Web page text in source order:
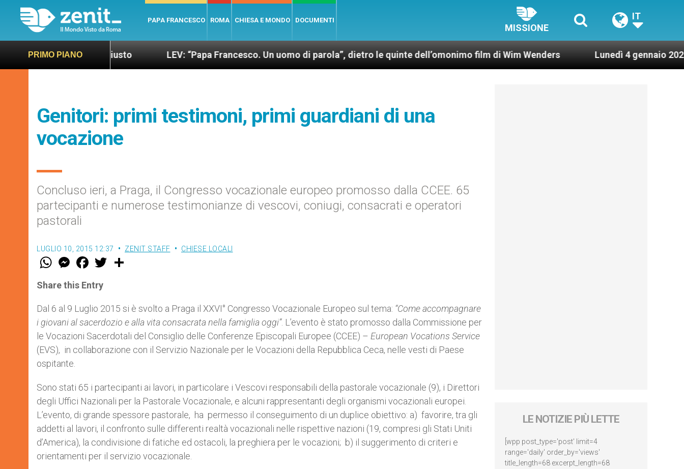
PAPA FRANCESCO ROMA CHIESA E MONDO DOCUMENTI
MISSIONE
IT
PRIMO PIANO
più sano e giusto LEV: “Papa Francesco. Un uomo di parola”, dietro le quinte dell’omonimo film di Wim Wenders Lunedì 4 gennaio 2021:
Genitori: primi testimoni, primi guardiani di una
vocazione
Concluso ieri, a Praga, il Congresso vocazionale europeo promosso dalla CCEE. 65
partecipanti e numerose testimonianze di vescovi, coniugi, consacrati e operatori
pastorali
LUGLIO 10, 2015 12:37 ZENIT STAFF CHIESE LOCALI
W
t
s
p
p
M
e
s
e
g
e
r
F
a
e
b
o
k
w
r
Share this Entry
Dal 6 al 9 Luglio 2015 si è svolto a Praga il XXVI° Congresso Vocazionale Europeo sul tema: “Come accompagnare
i giovani al sacerdozio e alla vita consacrata nella famiglia oggi”. L’evento è stato promosso dalla Commissione per
le Vocazioni Sacerdotali del Consiglio delle Conferenze Episcopali Europee (CCEE) – European Vocations Service
(EVS), in collaborazione con il Servizio Nazionale per le Vocazioni della Repubblica Ceca, nelle vesti di Paese
ospitante.
Sono stati 65 i partecipanti ai lavori, in particolare i Vescovi responsabili della pastorale vocazionale (9), i Direttori
degli Uffici Nazionali per la Pastorale Vocazionale, e alcuni rappresentanti degli organismi vocazionali europei.
L’evento, di grande spessore pastorale, ha permesso il conseguimento di un duplice obiettivo: a) favorire, tra gli
addetti al lavori, il confronto sulle differenti realtà vocazionali nelle rispettive nazioni (19, compresi gli Stati Uniti
d’America), la condivisione di fatiche ed ostacoli, la preghiera per le vocazioni; b) il suggerimento di criteri e
orientamenti per il servizio vocazionale.
LE NOTIZIE PIÙ LETTE
[wpp post_type='post' limit=4
range='daily' order_by='views'
title_length=68 excerpt_length=68